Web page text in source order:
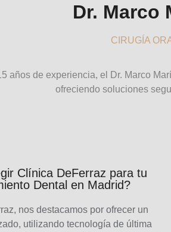
Dr. Marco
CIRUGÍA
años de experiencia, el Dr. Marco
ofreciendo soluciones
Clínica DeFerraz para tu
Dental en Madrid?
, nos destacamos por ofrecer un
utilizando tecnología de última